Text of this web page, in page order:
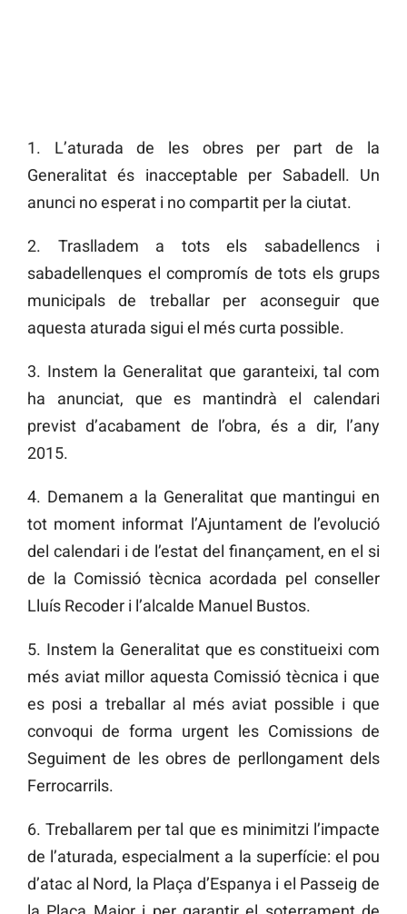
1. L’aturada de les obres per part de la
Generalitat és inacceptable per Sabadell. Un
anunci no esperat i no compartit per la ciutat.
2. Traslladem a tots els sabadellencs i
sabadellenques el compromís de tots els grups
municipals de treballar per aconseguir que
aquesta aturada sigui el més curta possible.
3. Instem la Generalitat que garanteixi, tal com
ha anunciat, que es mantindrà el calendari
previst d’acabament de l’obra, és a dir, l’any
2015.
4. Demanem a la Generalitat que mantingui en
tot moment informat l’Ajuntament de l’evolució
del calendari i de l’estat del finançament, en el si
de la Comissió tècnica acordada pel conseller
Lluís Recoder i l’alcalde Manuel Bustos.
5. Instem la Generalitat que es constitueixi com
més aviat millor aquesta Comissió tècnica i que
es posi a treballar al més aviat possible i que
convoqui de forma urgent les Comissions de
Seguiment de les obres de perllongament dels
Ferrocarrils.
6. Treballarem per tal que es minimitzi l’impacte
de l’aturada, especialment a la superfície: el pou
d’atac al Nord, la Plaça d’Espanya i el Passeig de